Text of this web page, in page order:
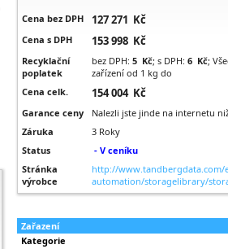
Cena bez DPH 127 271 Kč
Cena s DPH 153 998 Kč
Recyklační
poplatek
bez DPH: 5 Kč; s DPH: 6 Kč;
zařízení od 1 kg do
Cena celk.
154 004 Kč
Garance ceny
Nalezli jste jinde na internetu
Záruka
3 Roky
Status
- V ceníku
Stránka
výrobce
http://
automation/storagelibrary/
Zařazení
Kategorie